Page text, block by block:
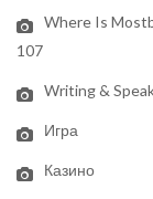
Where Is
107
Writing &
Игра
Казино